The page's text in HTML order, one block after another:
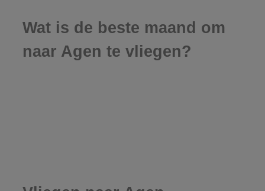
Wat is de beste maand om
naar Agen te vliegen?